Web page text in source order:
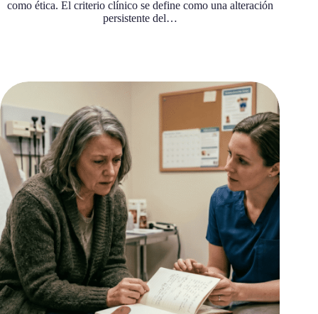
como ética. El criterio clínico se define como una alteración
persistente del…